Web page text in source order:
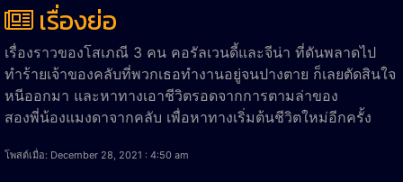
เรื่องย่อ
เรื่องราวของโสเภณี 3 คน คอรัลเวนดี้และจีน่า ที่ดันพลาดไป
ทำร้ายเจ้าของคลับที่พวกเธอทำงานอยู่จนปางตาย ก็เลยตัดสินใจ
หนีออกมา และหาทางเอาชีวิตรอดจากการตามล่าของ
สองพี่น้องแมงดาจากคลับ เพื่อหาทางเริ่มต้นชีวิตใหม่อีกครั้ง
โพสต์เมื่อ: December 28, 2021 : 4:50 am